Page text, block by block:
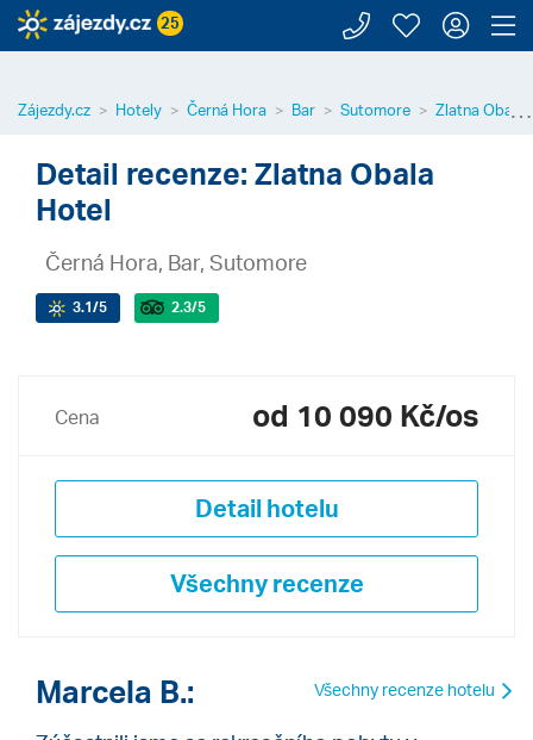
25 Zavolejte
Moje
⋯
Zájezdy.cz Hotely Černá Hora Bar Sutomore Zlatna Obala
Detail recenze: Zlatna Obala
Hotel
Černá Hora, Bar, Sutomore
3.1/5 2.3/5
Cena od 10 090 Kč/os
Detail hotelu
Všechny recenze
Všechny recenze hotelu
Marcela B.: